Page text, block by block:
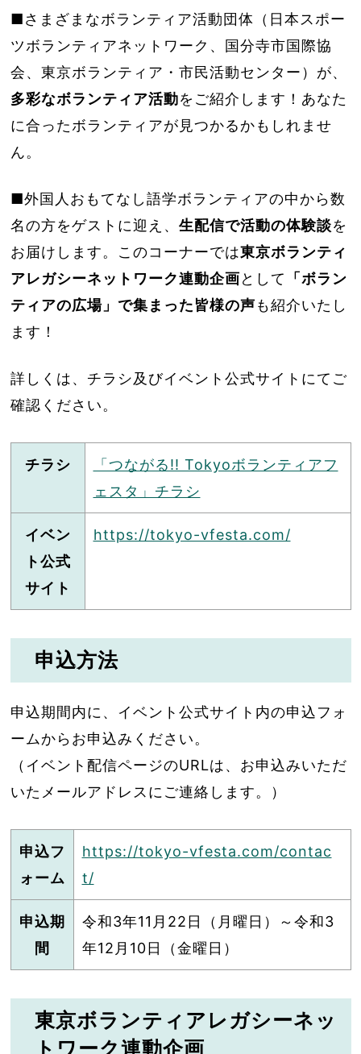
■さまざまなボランティア活動団体（日本スポー
ツボランティアネットワーク、国分寺市国際協
会、東京ボランティア・市民活動センター）が、
多彩なボランティア活動をご紹介します！あなた
に合ったボランティアが見つかるかもしれませ
ん。
■外国人おもてなし語学ボランティアの中から数
名の方をゲストに迎え、 生配信で活動の体験談を
お届けします。このコーナーでは東京ボランティ
アレガシーネットワーク連動企画として
「ボラン
ティアの広場」で集まった皆様の声も紹介いたし
ます！
詳しくは、チラシ及びイベント公式サイトにてご
確認ください。
チラシ
「つながる!! Tokyoボランティアフ
ェスタ」チラシ
イベン
ト公式
サイト
https://tokyo-vfesta.com/
申込方法
申込期間内に、イベント公式サイト内の申込フォ
ームからお申込みください。
（イベント配信ページのURLは、お申込みいただ
いたメールアドレスにご連絡します。）
申込フ
ォーム
https://tokyo-vfesta.com/contac
t/
申込期
間
令和3年11月22日（月曜日）～令和3
年12月10日（金曜日）
東京ボランティアレガシーネッ
トワーク連動企画